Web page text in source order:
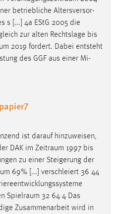
betriebliche Altersversor-
s [...] 4a EStG 2005 die
zur alten Rechtslage bis
2019 fordert. Dabei entsteht
des GGF aus einer Mi-
ist darauf hinzuweisen,
DAK im Zeitraum 1997 bis
zu einer Steigerung der
69% [...] verschleiert 36 44
Spielraum 32 64 4 Das
Zusammenarbeit wird in
Werbung anzuzeigen.
über Websites